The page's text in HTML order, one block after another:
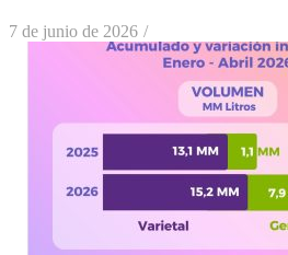
7 de junio de 2026 /